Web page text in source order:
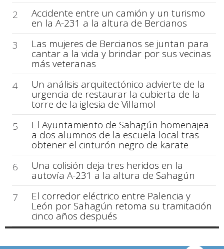
2
Accidente entre un camión y un turismo
en la A-231 a la altura de Bercianos
3
Las mujeres de Bercianos se juntan para
cantar a la vida y brindar por sus vecinas
más veteranas
4
Un análisis arquitectónico advierte de la
urgencia de restaurar la cubierta de la
torre de la iglesia de Villamol
5
El Ayuntamiento de Sahagún homenajea
a dos alumnos de la escuela local tras
obtener el cinturón negro de karate
6
Una colisión deja tres heridos en la
autovía A-231 a la altura de Sahagún
7
El corredor eléctrico entre Palencia y
León por Sahagún retoma su tramitación
cinco años después